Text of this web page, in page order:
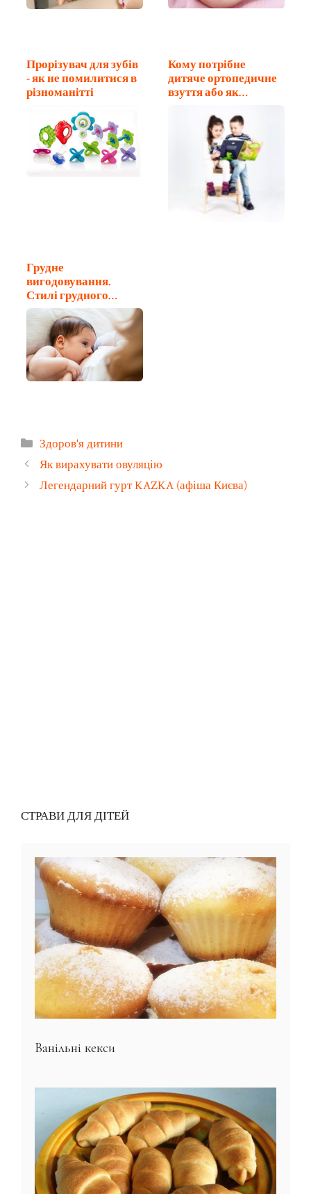
Прорізувач для зубів
- як не помилитися в
різноманітті
Кому потрібне
дитяче ортопедичне
взуття або як…
Грудне
вигодовування.
Стилі грудного
вигодовування
Категорії
Здоров'я дитини
Як вирахувати овуляцію
Легендарний гурт KAZKA (афіша Києва)
СТРАВИ ДЛЯ ДІТЕЙ
Ванільні кекси